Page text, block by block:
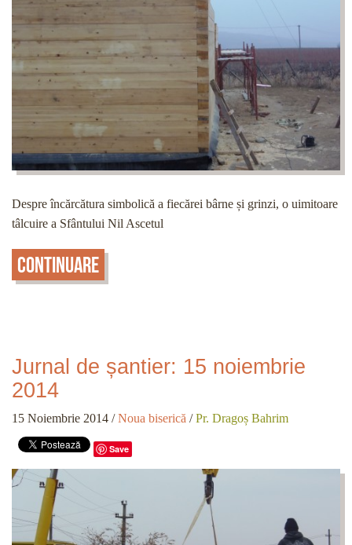
Despre încărcătura simbolică a fiecărei bârne și grinzi, o uimitoare
tâlcuire a Sfântului Nil Ascetul
Continuare
Jurnal de șantier: 15 noiembrie
2014
15 Noiembrie 2014 /Noua biserică /Pr. Dragoș Bahrim
Save